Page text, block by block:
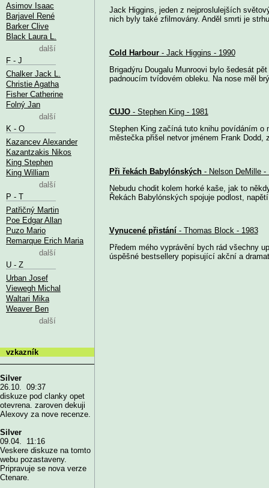
Jack Higgins, jeden z nejproslulejších
nich byly také zfilmovány. Anděl smrti je
Cold Harbour- Jack Higgins - 1990
Brigadýru Dougalu Munroovi bylo šedesát
padnoucím tvídovém obleku. Na nose měl
CUJO- Stephen King - 1981
Stephen King začíná tuto knihu povídáním
městečka přišel netvor jménem Frank Dodd,
Při řekách Babylónských- Nelson DeMille -
Nebudu chodit kolem horké kaše, jak to
Řekách Babylónských spojuje podlost,
Vynucené přistání- Thomas Block - 1983
Předem mého vyprávění bych rád všechny
úspěšné bestsellery popisující akční a
Asimov Isaac
Barjavel René
Barker Clive
Black Laura L.
další
F - J
Chalker Jack L.
Christie Agatha
Fisher Catherine
Folný Jan
další
K - O
Kazancev Alexander
Kazantzakis Nikos
King Stephen
King William
další
P - T
Patřičný Martin
Poe Edgar Allan
Puzo Mario
Remarque Erich Maria
další
U - Z
Urban Josef
Viewegh Michal
Waltari Mika
Weaver Ben
další
vzkazník
Silver
26.10. 09:37
diskuze pod clanky opet
otevrena. zaroven dekuji
Alexovy za nove recenze.
Silver
09.04. 11:16
Veskere diskuze na tomto
webu pozastaveny.
Pripravuje se nova verze
Ctenare.